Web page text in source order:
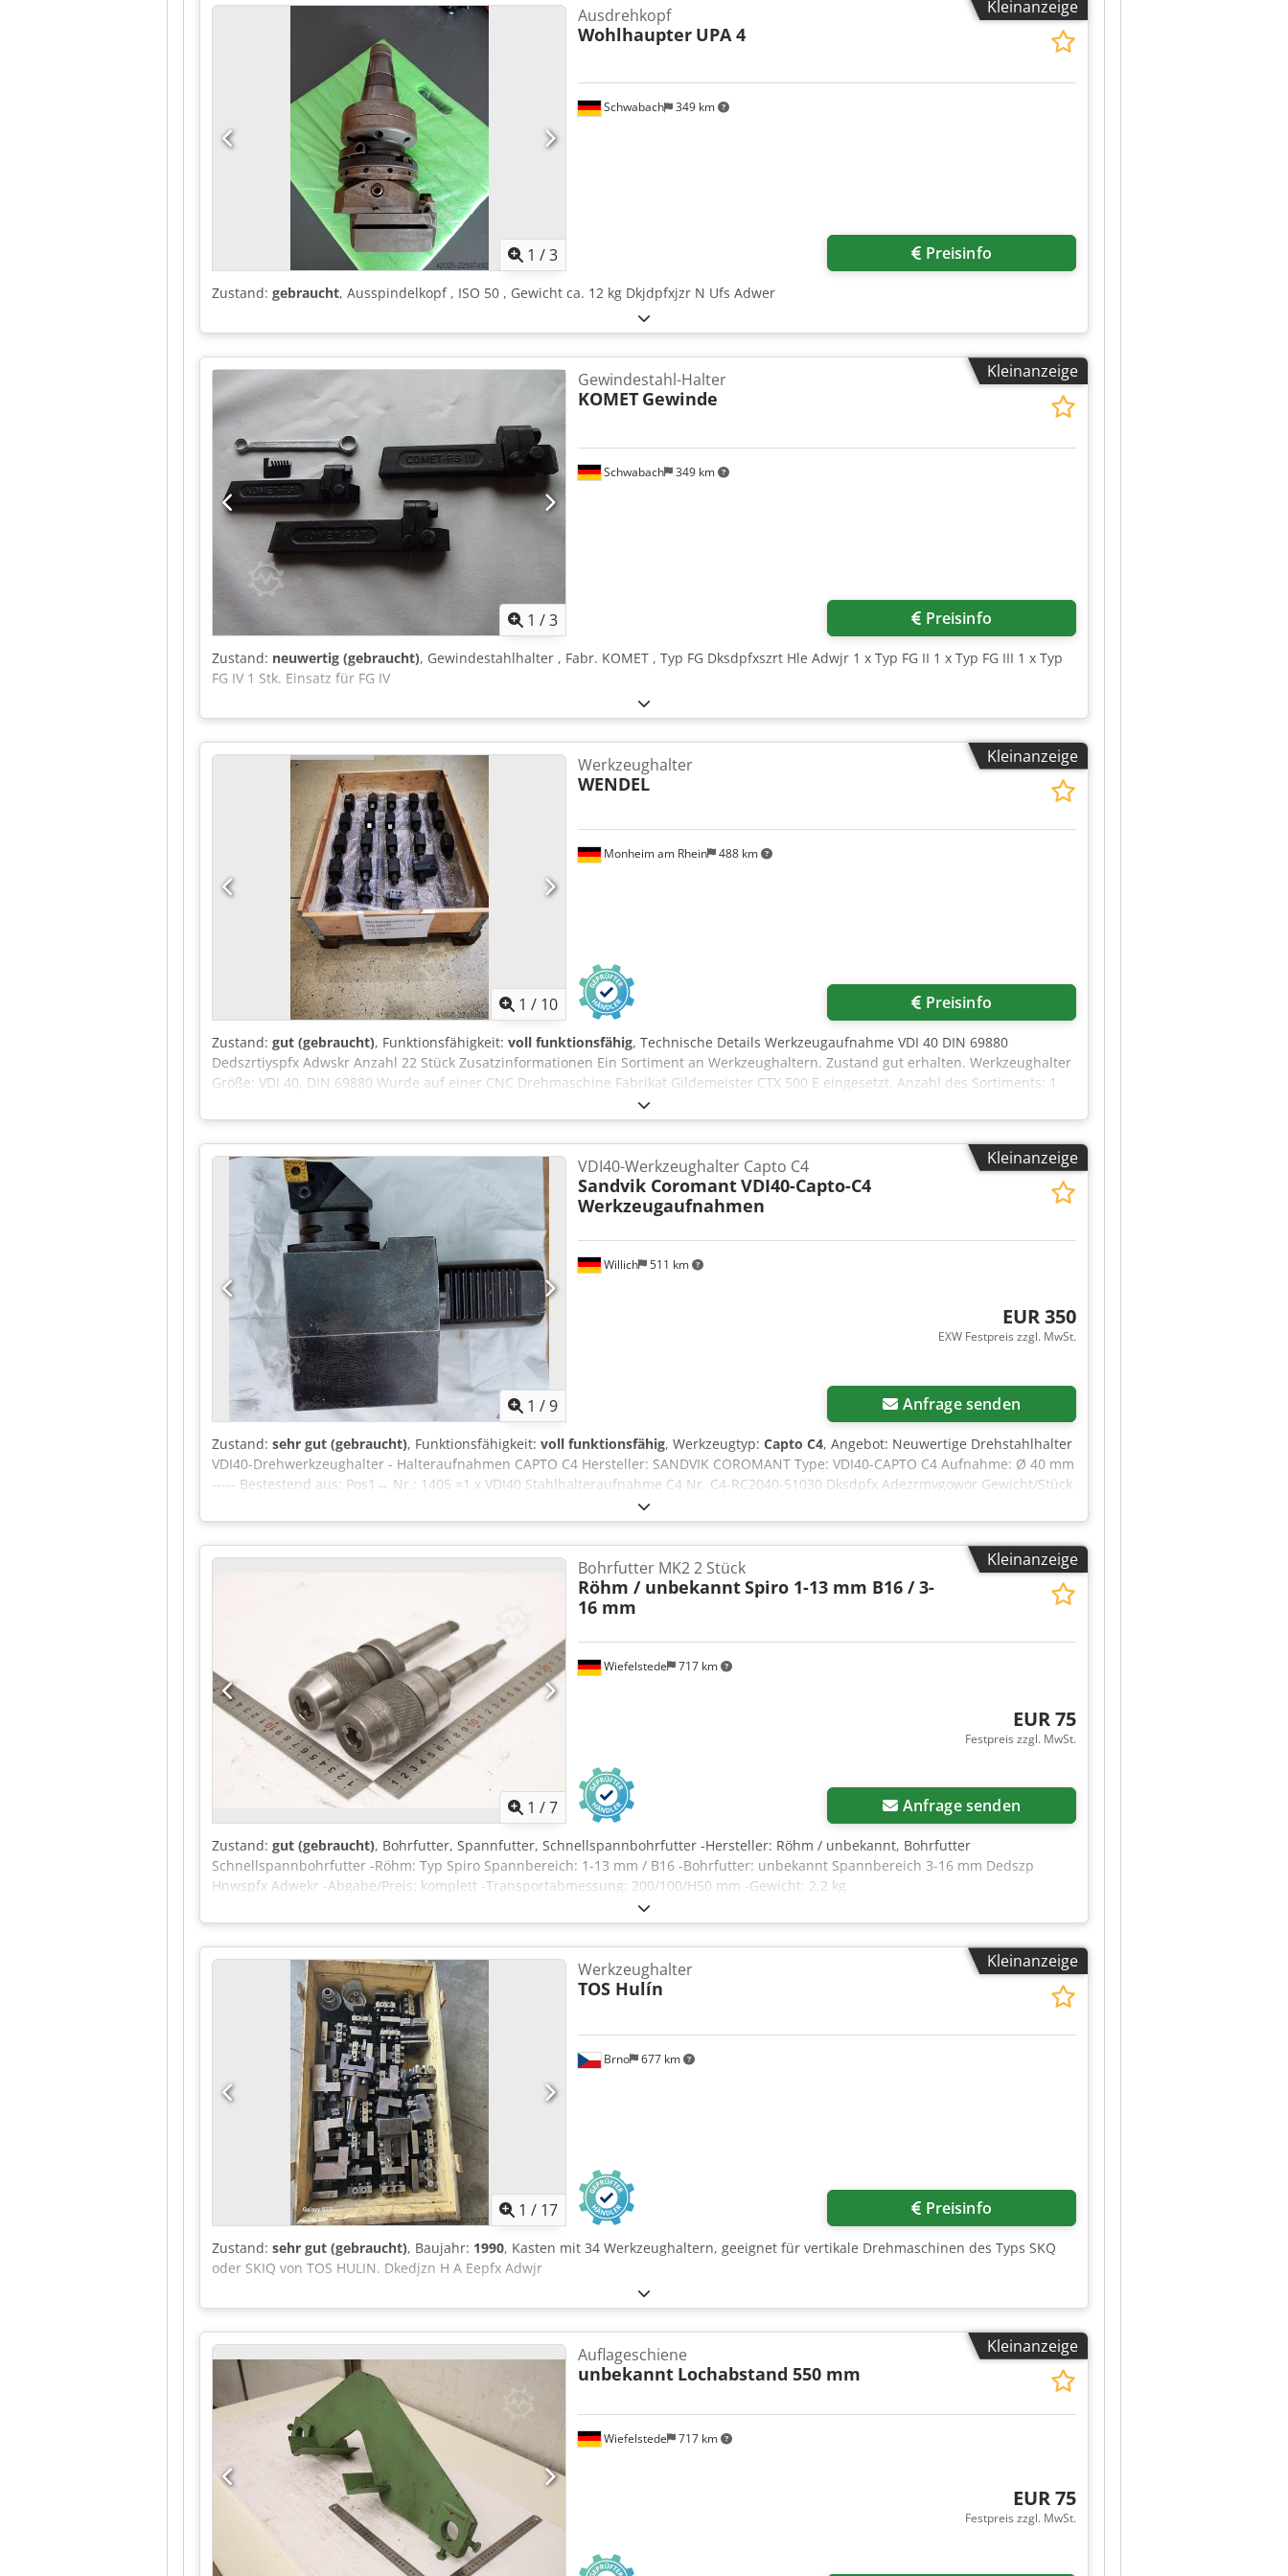
Kleinanzeige
1 /3
Schwabach 349 km
Ausdrehkopf
Wohlhaupter UPA 4
Preisinfo
Zustand: gebraucht, Ausspindelkopf , ISO 50 , Gewicht ca. 12 kg Dkjdpfxjzr N Ufs Adwer
Kleinanzeige
1 /3
Schwabach 349 km
Gewindestahl-Halter
KOMET Gewinde
Preisinfo
Zustand: neuwertig (gebraucht), Gewindestahlhalter , Fabr. KOMET , Typ FG Dksdpfxszrt Hle Adwjr 1 x Typ FG II 1 x Typ FG III 1 x Typ
FG IV 1 Stk. Einsatz für FG IV
Kleinanzeige
1 / 10
Monheim am Rhein 488 km
Werkzeughalter
WENDEL
Preisinfo
Zustand: gut (gebraucht), Funktionsfähigkeit: voll funktionsfähig, Technische Details Werkzeugaufnahme VDI 40 DIN 69880
Dedszrtiyspfx Adwskr Anzahl 22 Stück Zusatzinformationen Ein Sortiment an Werkzeughaltern. Zustand gut erhalten. Werkzeughalter
Größe: VDI 40, DIN 69880 Wurde auf einer CNC Drehmaschine Fabrikat Gildemeister CTX 500 E eingesetzt. Anzahl des Sortiments: 1
Stück radial angetriebener Werkzeughalter 18 Stück axial angetriebene Werkzeughalter 3 Stück Standard Werkzeughalter Wird nur im
Paket verkauft!
Kleinanzeige
1 /9
Willich 511 km
VDI40-Werkzeughalter Capto C4
Sandvik CoromantVDI40-Capto-C4
Werkzeugaufnahmen
EUR 350
EXW Festpreis zzgl. MwSt.
Anfrage senden
Zustand: sehr gut (gebraucht), Funktionsfähigkeit: voll funktionsfähig, Werkzeugtyp: Capto C4, Angebot: Neuwertige Drehstahlhalter
VDI40-Drehwerkzeughalter - Halteraufnahmen CAPTO C4 Hersteller: SANDVIK COROMANT Type: VDI40-CAPTO C4 Aufnahme: Ø 40 mm
----- Bestestend aus: Pos1→ Nr.: 1405 =1 x VDI40 Stahlhalteraufnahme C4 Nr. C4-RC2040-51030 Dksdpfx Adezrmvgowor Gewicht/Stück
G: ca.= 4kg Sonder-Einzelpreis netto: 350€/ Stück ohne Drehhalter Der eingebaute C4-Wendeplattenhalter gehört nicht zum
Lieferumfang. Preisanfrage seperat... ----- Letztes Bild?: Werkzeugaufnahmen- Wendeplattenhalter für Capto C4 auf Anfrage. Die Ware
befindet sich in einem neuwertigen, geprüften Zustand.
Kleinanzeige
1 /7
Wiefelstede 717 km
Bohrfutter MK2 2 Stück
Röhm / unbekanntSpiro 1-13 mm B16 / 3-
16 mm
EUR 75
Festpreis zzgl. MwSt.
Anfrage senden
Zustand: gut (gebraucht), Bohrfutter, Spannfutter, Schnellspannbohrfutter -Hersteller: Röhm / unbekannt, Bohrfutter
Schnellspannbohrfutter -Röhm: Typ Spiro Spannbereich: 1-13 mm / B16 -Bohrfutter: unbekannt Spannbereich 3-16 mm Dedszp
Hnwspfx Adwekr -Abgabe/Preis: komplett -Transportabmessung: 200/100/H50 mm -Gewicht: 2,2 kg
Kleinanzeige
1 / 17
Brno 677 km
Werkzeughalter
TOS Hulín
Preisinfo
Zustand: sehr gut (gebraucht), Baujahr: 1990, Kasten mit 34 Werkzeughaltern, geeignet für vertikale Drehmaschinen des Typs SKQ
oder SKIQ von TOS HULIN. Dkedjzn H A Eepfx Adwjr
Kleinanzeige
Wiefelstede 717 km
Auflageschiene
unbekannt Lochabstand 550 mm
EUR 75
Festpreis zzgl. MwSt.